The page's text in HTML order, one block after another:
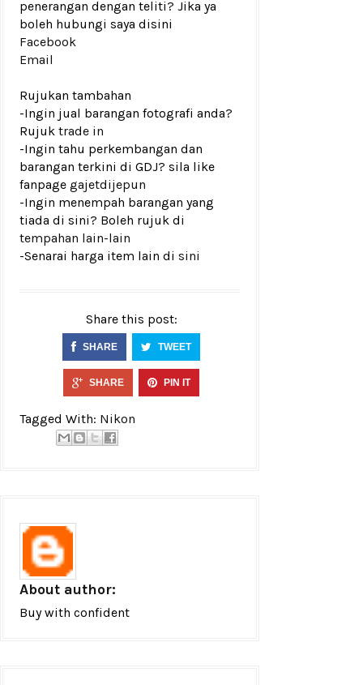
penerangan dengan teliti? Jika ya
boleh hubungi saya disini
Facebook
Email
Rujukan tambahan
-Ingin jual barangan fotografi anda?
Rujuk trade in
-Ingin tahu perkembangan dan
barangan terkini di GDJ? sila like
fanpage gajetdijepun
-Ingin menempah barangan yang
tiada di sini? Boleh rujuk di
tempahan lain-lain
-Senarai harga item lain di sini
Share this post:
SHARE TWEET
SHARE PIN IT
Tagged With: Nikon
About author:
Buy with confident